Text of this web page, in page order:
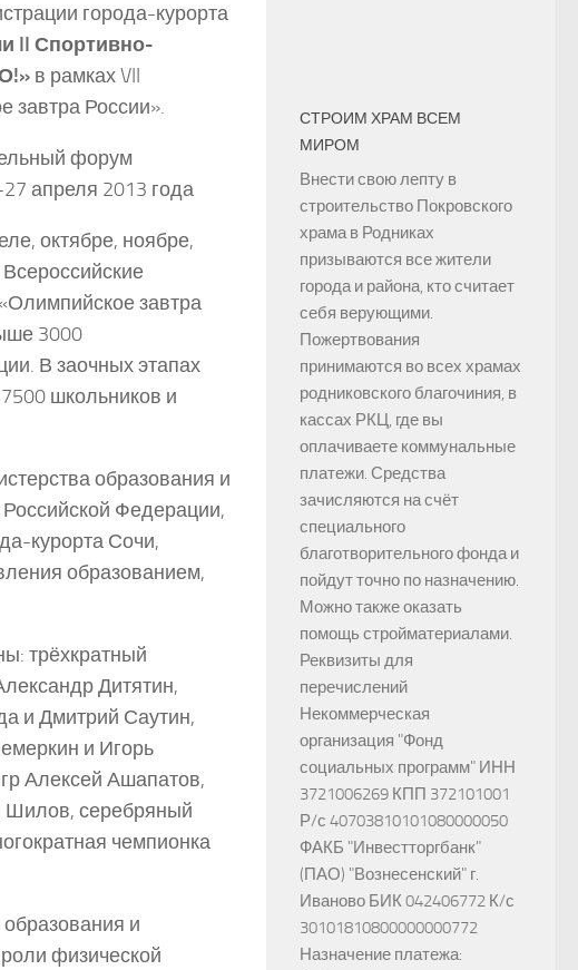
города-курорта
II Спортивно-
в рамках VII
завтра России».
форум
апреля 2013 года
октябре, ноябре,
завтра
3000
В заочных этапах
школьников и
образования и
Федерации,
курорта Сочи,
образованием,
трёхкратный
Дитятин,
и Дмитрий Саутин,
и Игорь
Алексей Ашапатов,
Шилов, серебряный
чемпионка
образования и
физической
СТРОИМ ХРАМ ВСЕМ
МИРОМ
Внести свою лепту в
строительство Покровского
храма в Родниках
призываются все жители
города и района, кто считает
себя верующими.
Пожертвования
принимаются во всех храмах
родниковского благочиния, в
кассах РКЦ, где вы
оплачиваете коммунальные
платежи. Средства
зачисляются на счёт
специального
благотворительного фонда и
пойдут точно по назначению.
Можно также оказать
помощь стройматериалами.
Реквизиты для
перечислений
Некоммерческая
организация "Фонд
социальных программ" ИНН
3721006269 КПП 372101001
Р/с 40703810101080000050
ФАКБ "Инвестторгбанк"
(ПАО) "Вознесенский" г.
Иваново БИК 042406772 К/с
30101810800000000772
Назначение платежа: